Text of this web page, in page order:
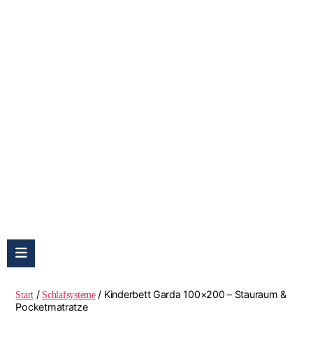
Start / Schlafsysteme/ Kinderbett Garda 100×200 – Stauraum &
Pocketmatratze